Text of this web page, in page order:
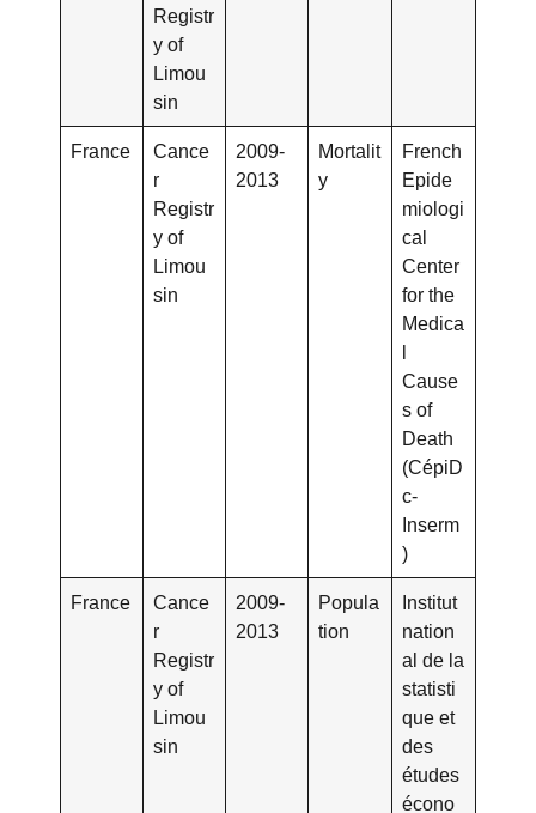
Registr
y of
Limou
sin
France
Cance
r
Registr
y of
Limou
sin
2009-
2013
Mortalit
y
French
Epide
miologi
cal
Center
for the
Medica
Cause
s of
Death
(CépiD
c-
Inserm
)
France
Cance
r
Registr
y of
Limou
sin
2009-
2013
Popula
tion
Institut
nation
al de la
statisti
que et
des
études
écono